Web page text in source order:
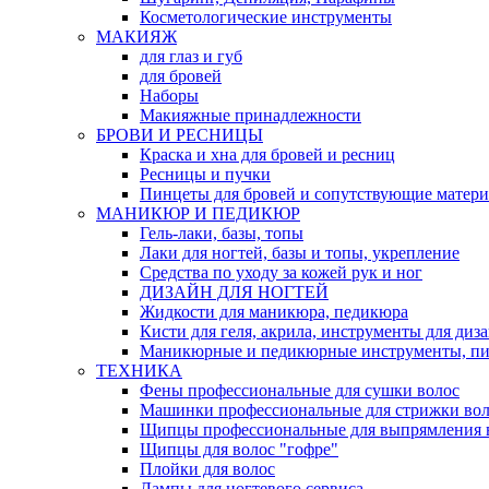
Косметологические инструменты
МАКИЯЖ
для глаз и губ
для бровей
Наборы
Макияжные принадлежности
БРОВИ И РЕСНИЦЫ
Краска и хна для бровей и ресниц
Ресницы и пучки
Пинцеты для бровей и сопутствующие
МАНИКЮР И ПЕДИКЮР
Гель-лаки, базы, топы
Лаки для ногтей, базы и топы, укрепление
Средства по уходу за кожей рук и ног
ДИЗАЙН ДЛЯ НОГТЕЙ
Жидкости для маникюра, педикюра
Кисти для геля, акрила, инструменты для
Маникюрные и педикюрные инструменты,
ТЕХНИКА
Фены профессиональные для сушки волос
Машинки профессиональные для стрижки
Щипцы профессиональные для выпрямления
Щипцы для волос "гофре"
Плойки для волос